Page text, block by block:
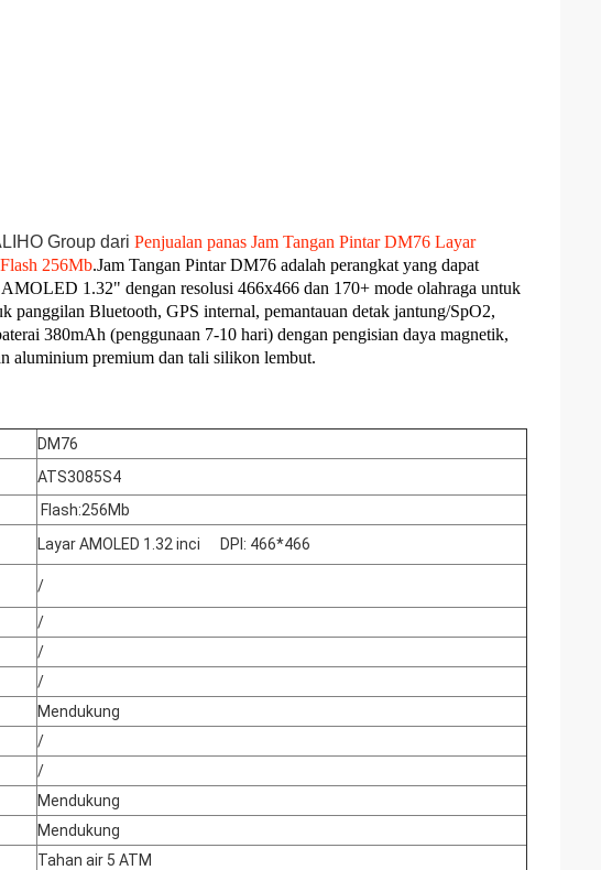
Group dari Penjualan panas Jam Tangan Pintar DM76 Layar
256Mb.Jam Tangan Pintar DM76 adalah perangkat yang dapat
1.32" dengan resolusi 466x466 dan 170+ mode olahraga untuk
panggilan Bluetooth, GPS internal, pemantauan detak jantung/SpO2,
380mAh (penggunaan 7-10 hari) dengan pengisian daya magnetik,
aluminium premium dan tali silikon lembut.
DM76
ATS3085S4
Flash:256Mb
Layar AMOLED 1.32 inci DPI: 466*466
/
/
/
/
Mendukung
/
/
Mendukung
Mendukung
Tahan air 5 ATM